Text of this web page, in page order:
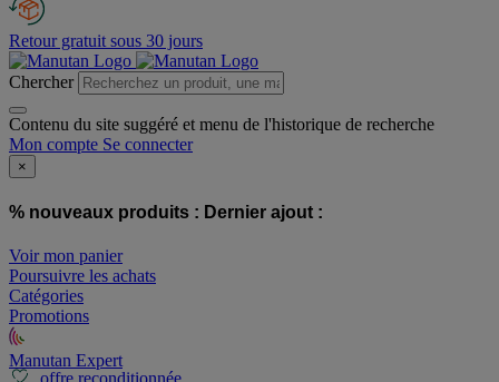
Retour gratuit sous 30 jours
Chercher
Contenu du site suggéré et menu de l'historique de recherche
Mon compte Se connecter
×
% nouveaux produits : Dernier ajout :
Voir mon panier
Poursuivre les achats
Catégories
Promotions
Manutan Expert
offre reconditionnée